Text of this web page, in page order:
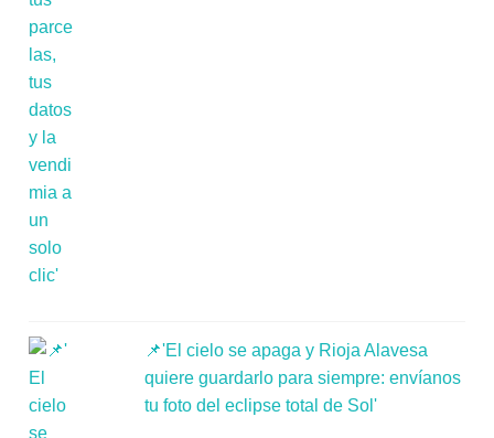
📌'El cielo se apaga y Rioja Alavesa
quiere guardarlo para siempre: envíanos
tu foto del eclipse total de Sol'